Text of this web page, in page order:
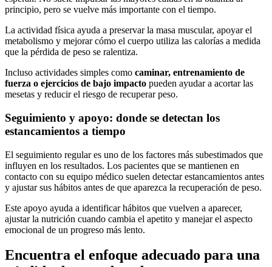
principio, pero se vuelve más importante con el tiempo.
La actividad física ayuda a preservar la masa muscular, apoyar el
metabolismo y mejorar cómo el cuerpo utiliza las calorías a medida
que la pérdida de peso se ralentiza.
Incluso actividades simples como caminar, entrenamiento de
fuerza o ejercicios de bajo impacto pueden ayudar a acortar las
mesetas y reducir el riesgo de recuperar peso.
Seguimiento y apoyo: donde se detectan los
estancamientos a tiempo
El seguimiento regular es uno de los factores más subestimados que
influyen en los resultados. Los pacientes que se mantienen en
contacto con su equipo médico suelen detectar estancamientos antes
y ajustar sus hábitos antes de que aparezca la recuperación de peso.
Este apoyo ayuda a identificar hábitos que vuelven a aparecer,
ajustar la nutrición cuando cambia el apetito y manejar el aspecto
emocional de un progreso más lento.
Encuentra el enfoque adecuado para una